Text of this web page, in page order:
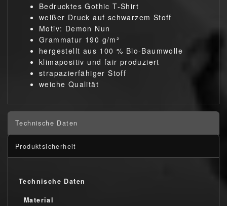
Bedrucktes Gothic T-Shirt
weißer Druck auf schwarzem Stoff
Motiv: Demon Nun
Grammatur 190 g/m²
hergestellt aus 100 % Bio-Baumwolle
klimapositiv und fair produziert
strapazierfähiger Stoff
weiche Qualität
Technische Daten
Produktsicherheit
Technische Daten
Material